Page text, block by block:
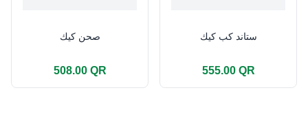
صحن كيك
508.00 QR
ستاند كب كيك
555.00 QR